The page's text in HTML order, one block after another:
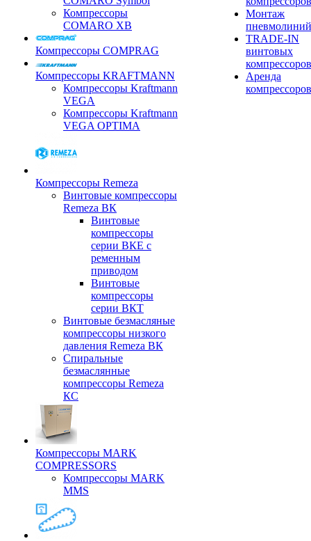
Компрессоры
COMARO XB
Компрессоры COMPRAG
Компрессоры KRAFTMANN
Компрессоры Kraftmann
VEGA
Компрессоры Kraftmann
VEGA OPTIMA
Компрессоры Remeza
Винтовые компрессоры
Remeza ВК
Винтовые
компрессоры
серии ВКЕ с
ременным
приводом
Винтовые
компрессоры
серии ВКТ
Винтовые безмасляные
компрессоры низкого
давления Remeza ВК
Спиральные
безмаслянные
компрессоры Remeza
КС
Компрессоры MARK
COMPRESSORS
Компрессоры MARK
MMS
Монтаж
пневмолиний
TRADE-IN
винтовых
компрессоров
Аренда
компрессоров